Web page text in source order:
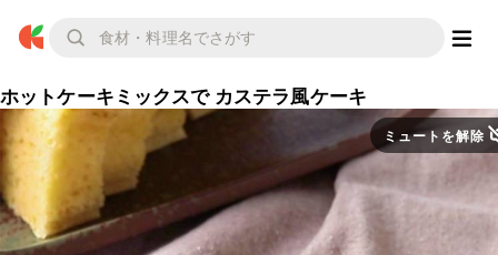
ホットケーキミックスで カステラ風ケーキ
ミュートを解除